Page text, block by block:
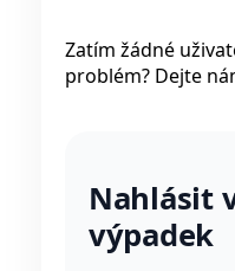
Zatím žádné
problém? Dejte
Nahlásit
výpadek